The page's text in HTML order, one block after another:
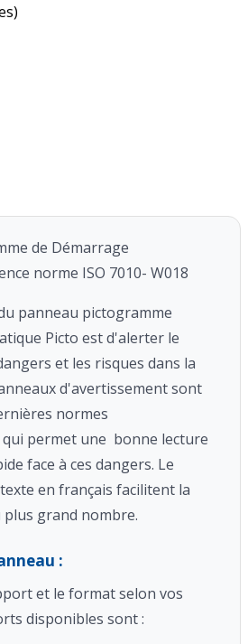
de Démarrage
norme ISO 7010- W018
panneau pictogramme
Picto est d'alerter le
et les risques dans la
d'avertissement sont
normes
permet une bonne lecture
face à ces dangers. Le
en français facilitent la
grand nombre.
:
et le format selon vos
disponibles sont :